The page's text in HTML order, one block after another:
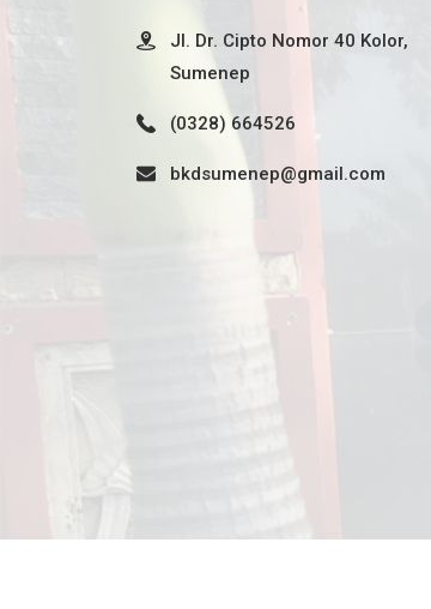
Jl. Dr. Cipto Nomor 40 Kolor,
Sumenep
(0328) 664526
bkdsumenep@gmail.com